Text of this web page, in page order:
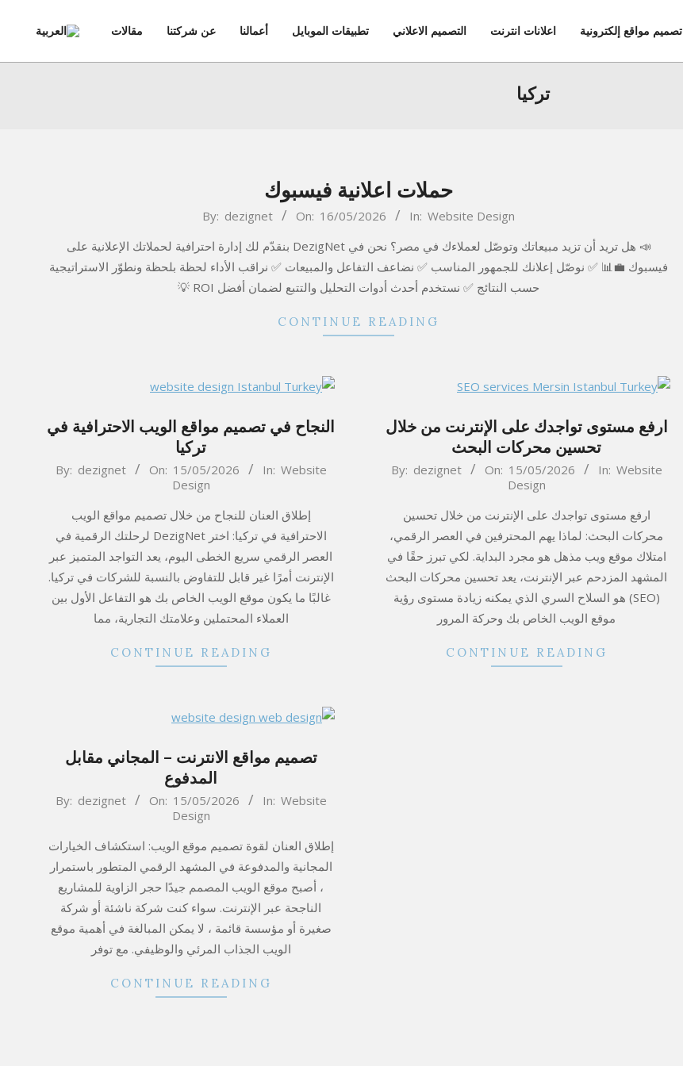
تصميم مواقع إلكترونية اعلانات انترنت التصميم الاعلاني تطبيقات الموبايل أعمالنا عن شركتنا مقالات
تركيا
حملات اعلانية فيسبوك
By: dezignet On: 16/05/2026 In: Website Design
📣 هل تريد أن تزيد مبيعاتك وتوصّل لعملاءك في مصر؟ نحن في DezigNet بنقدّم لك إدارة احترافية لحملاتك الإعلانية على
فيسبوك 💼📊 ✅ نوصّل إعلانك للجمهور المناسب ✅ نضاعف التفاعل والمبيعات ✅ نراقب الأداء لحظة بلحظة ونطوّر الاستراتيجية
حسب النتائج ✅ نستخدم أحدث أدوات التحليل والتتبع لضمان أفضل ROI 💡
CONTINUE READING
النجاح في تصميم مواقع الويب الاحترافية في
تركيا
2026-
By: dezignet On: 15/05/2026 In: Website
Design
إطلاق العنان للنجاح من خلال تصميم مواقع الويب
الاحترافية في تركيا: اختر DezigNet لرحلتك الرقمية في
العصر الرقمي سريع الخطى اليوم، يعد التواجد المتميز عبر
الإنترنت أمرًا غير قابل للتفاوض بالنسبة للشركات في تركيا.
غالبًا ما يكون موقع الويب الخاص بك هو التفاعل الأول بين
العملاء المحتملين وعلامتك التجارية، مما
CONTINUE READING
ارفع مستوى تواجدك على الإنترنت من خلال
تحسين محركات البحث
2026-
By: dezignet On: 15/05/2026 In: Website
Design
ارفع مستوى تواجدك على الإنترنت من خلال تحسين
محركات البحث: لماذا يهم المحترفين في العصر الرقمي،
امتلاك موقع ويب مذهل هو مجرد البداية. لكي تبرز حقًا في
المشهد المزدحم عبر الإنترنت، يعد تحسين محركات البحث
(SEO) هو السلاح السري الذي يمكنه زيادة مستوى رؤية
موقع الويب الخاص بك وحركة المرور
CONTINUE READING
تصميم مواقع الانترنت – المجاني مقابل
المدفوع
2026-
15
By: dezignet On: 15/05/2026 In: Website
Design
إطلاق العنان لقوة تصميم موقع الويب: استكشاف الخيارات
المجانية والمدفوعة في المشهد الرقمي المتطور باستمرار
، أصبح موقع الويب المصمم جيدًا حجر الزاوية للمشاريع
الناجحة عبر الإنترنت. سواء كنت شركة ناشئة أو شركة
صغيرة أو مؤسسة قائمة ، لا يمكن المبالغة في أهمية موقع
الويب الجذاب المرئي والوظيفي. مع توفر
CONTINUE READING